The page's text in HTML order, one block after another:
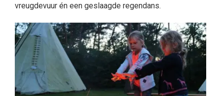
vreugdevuur én een geslaagde regendans.